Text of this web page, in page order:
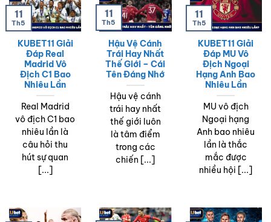
KUBET11 Giải
Đáp Real
Madrid Vô
Địch C1 Bao
Nhiêu Lần
Real Madrid
vô địch C1 bao
nhiêu lần là
câu hỏi thu
hút sự quan
[...]
11
Th5
Hậu Vệ Cánh
Trái Hay Nhất
Thế Giới – Cái
Tên Đáng Nhớ
Hậu vệ cánh
trái hay nhất
thế giới luôn
là tâm điểm
trong các
chiến [...]
11
Th5
KUBET11 Giải
Đáp MU Vô
Địch Ngoại
Hạng Anh Bao
Nhiêu Lần
MU vô địch
Ngoại hạng
Anh bao nhiêu
lần là thắc
mắc được
nhiều hội [...]
11
Th5